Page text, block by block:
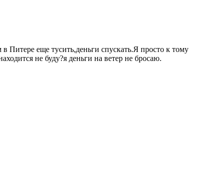
Питере еще тусить,деньги спускать.Я просто к тому
не буду?я деньги на ветер не бросаю.